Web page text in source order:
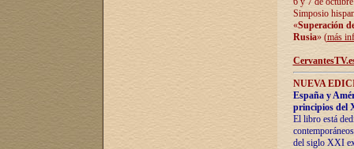
Simposio
«Superación
Rusia» (más
NUEVA
España y
principios del
El libro está
del siglo XXI